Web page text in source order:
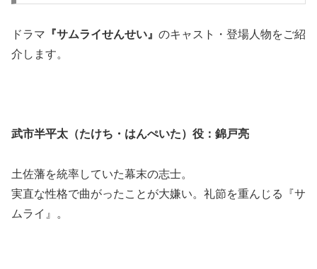
ドラマ 『サムライせんせい』 のキャスト・登場人物をご紹
介します。
武市半平太（たけち・はんぺいた）役：錦戸亮
土佐藩を統率していた幕末の志士。
実直な性格で曲がったことが大嫌い。礼節を重んじる『サ
ムライ』。